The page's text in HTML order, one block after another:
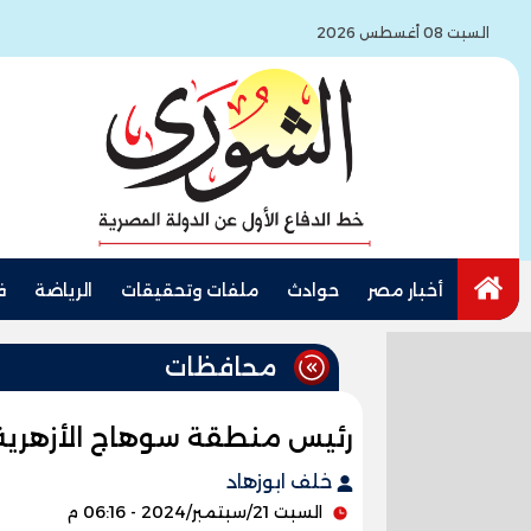
السبت 08 أغسطس 2026
أخبار مصر حوادث ملفات وتحقيقات الرياضة
محافظات
رئيس منطقة سوهاج الأزهرية
خلف ابوزهاد
السبت 21/سبتمبر/2024 - 06:16 م